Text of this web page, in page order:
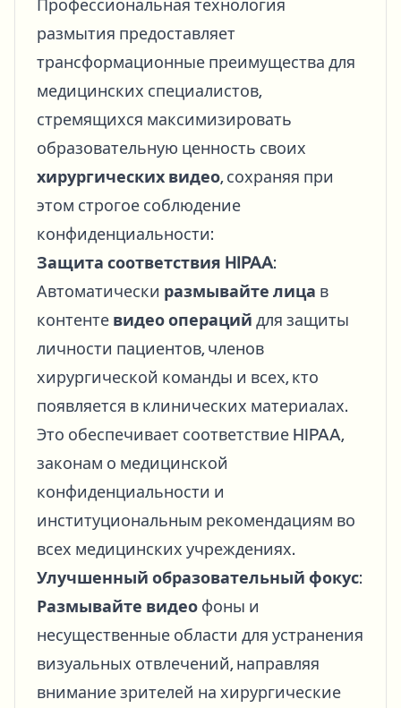
Профессиональная технология
размытия предоставляет
трансформационные преимущества для
медицинских специалистов,
стремящихся максимизировать
образовательную ценность своих
хирургических видео, сохраняя при
этом строгое соблюдение
конфиденциальности:
Защита соответствия HIPAA:
Автоматически размывайте лица в
контенте видео операций для защиты
личности пациентов, членов
хирургической команды и всех, кто
появляется в клинических материалах.
Это обеспечивает соответствие HIPAA,
законам о медицинской
конфиденциальности и
институциональным рекомендациям во
всех медицинских учреждениях.
Улучшенный образовательный фокус:
Размывайте видео фоны и
несущественные области для устранения
визуальных отвлечений, направляя
внимание зрителей на хирургические